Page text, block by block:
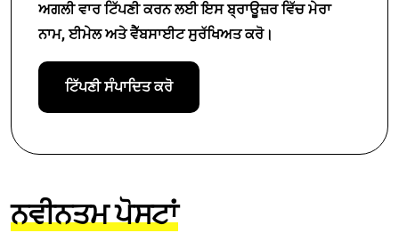
ਅਗਲੀ ਵਾਰ ਟਿੱਪਣੀ ਕਰਨ ਲਈ ਇਸ ਬ੍ਰਾਊਜ਼ਰ ਵਿੱਚ ਮੇਰਾ
ਨਾਮ, ਈਮੇਲ ਅਤੇ ਵੈੱਬਸਾਈਟ ਸੁਰੱਖਿਅਤ ਕਰੋ।
ਨਵੀਨਤਮ ਪੋਸਟਾਂ